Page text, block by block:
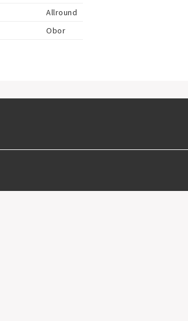
Allround
Obor